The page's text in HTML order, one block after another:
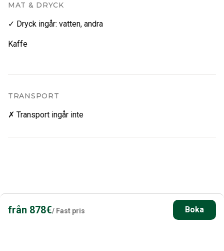
MAT & DRYCK
✓ Dryck ingår: vatten, andra
Kaffe
TRANSPORT
✗ Transport ingår inte
från 878€/ Fast pris Boka